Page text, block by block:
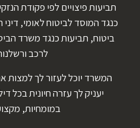
תביעות פיצויים לפי פקודת
כנגד המוסד לביטוח לאומי,
ביטוח, תביעות כנגד משרד
לרכב
המשרד יוכל לעזור לך למצות
יעניק לך עזרה חיונית
במומחיות,